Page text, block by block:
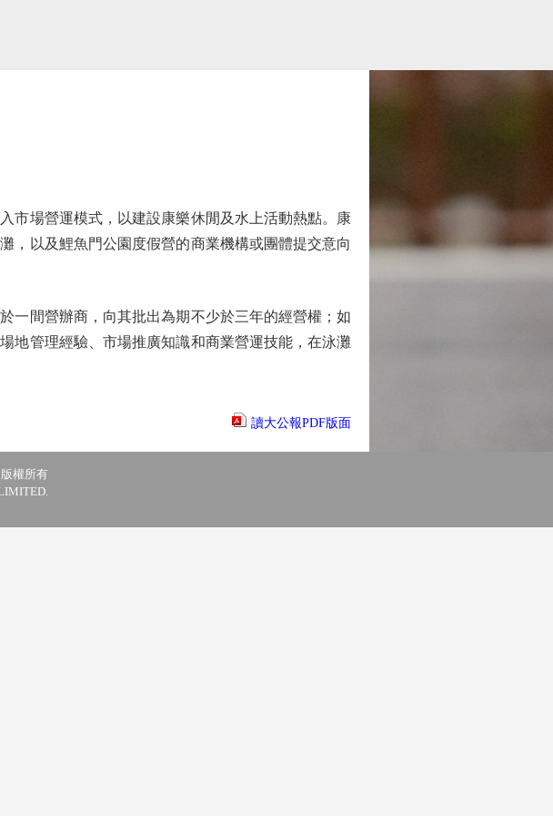
場營運模式，以建設康樂休閒及水上活動熱點。康
，以及鯉魚門公園度假營的商業機構或團體提交意向
間營辦商，向其批出為期不少於三年的經營權；如
地管理經驗、市場推廣知識和商業營運技能，在泳灘
讀大公報PDF版面
權所有